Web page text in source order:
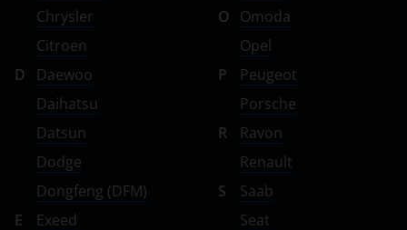
Chrysler
Citroen
D
Daewoo
Daihatsu
Datsun
Dodge
Dongfeng (DFM)
E
Exeed
O
Omoda
Opel
P
Peugeot
Porsche
R
Ravon
Renault
S
Saab
Seat